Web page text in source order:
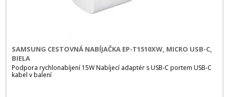
SAMSUNG CESTOVNÁ NABÍJAČKA EP-T1510XW, MICRO USB-C,
BIELA
Podpora rychlonabíjení 15W Nabíjecí adaptér s USB-C portem USB-C
kabel v balení